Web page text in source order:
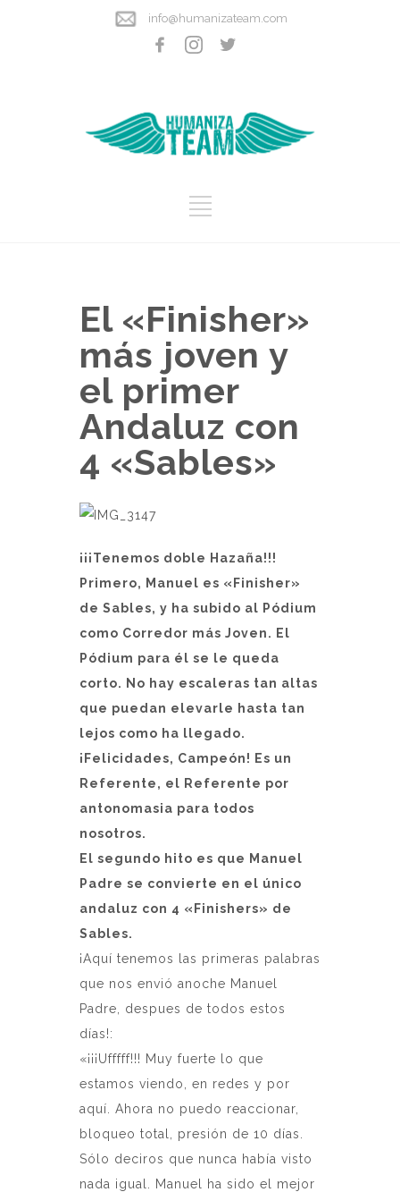
info@humanizateam.com
El «Finisher»
más joven y
el primer
Andaluz con
4 «Sables»
¡¡¡Tenemos doble Hazaña!!!
Primero, Manuel es «Finisher»
de Sables, y ha subido al Pódium
como Corredor más Joven. El
Pódium para él se le queda
corto. No hay escaleras tan altas
que puedan elevarle hasta tan
lejos como ha llegado.
¡Felicidades, Campeón! Es un
Referente, el Referente por
antonomasia para todos
nosotros.
El segundo hito es que Manuel
Padre se convierte en el único
andaluz con 4 «Finishers» de
Sables.
¡Aquí tenemos las primeras palabras
que nos envió anoche Manuel
Padre, despues de todos estos
días!:
«¡¡¡Ufffff!!! Muy fuerte lo que
estamos viendo, en redes y por
aquí. Ahora no puedo reaccionar,
bloqueo total, presión de 10 días.
Sólo deciros que nunca había visto
nada igual. Manuel ha sido el mejor